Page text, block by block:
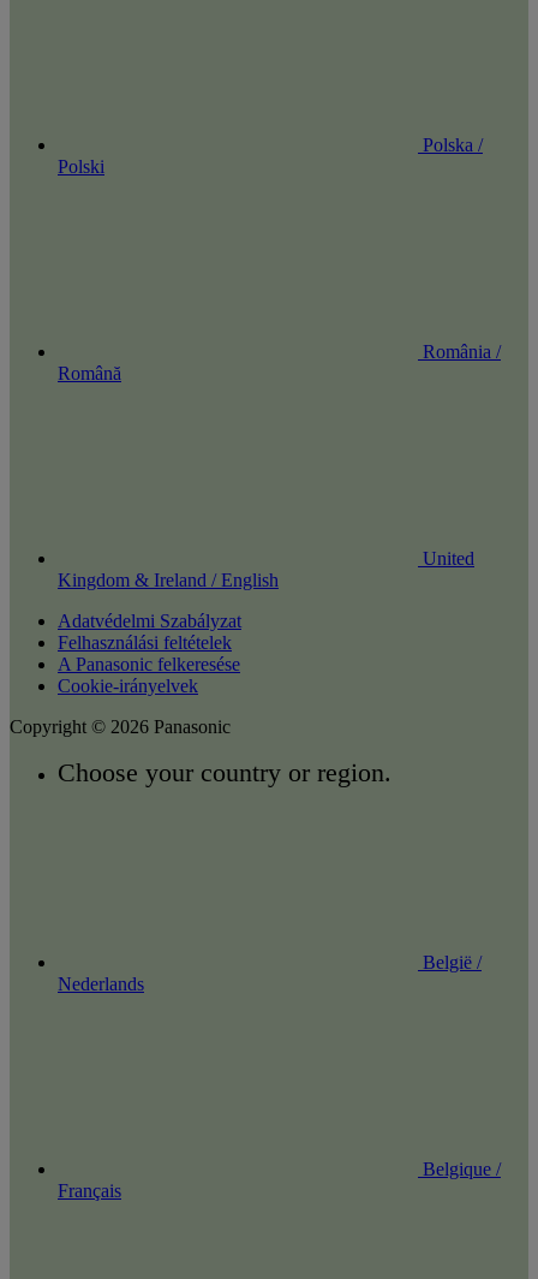
Polska /
Polski
România /
Română
United
Kingdom & Ireland / English
Adatvédelmi Szabályzat
Felhasználási feltételek
A Panasonic felkeresése
Cookie-irányelvek
Copyright © 2026 Panasonic
Choose your country or region.
België /
Nederlands
Belgique /
Français